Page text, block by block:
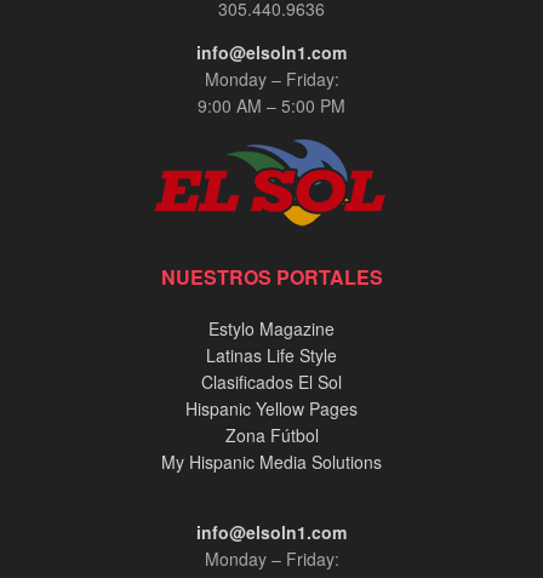
305.440.9636
info@elsoln1.com
Monday – Friday:
9:00 AM – 5:00 PM
NUESTROS PORTALES
Estylo Magazine
Latinas Life Style
Clasificados El Sol
Hispanic Yellow Pages
Zona Fútbol
My Hispanic Media Solutions
info@elsoln1.com
Monday – Friday: